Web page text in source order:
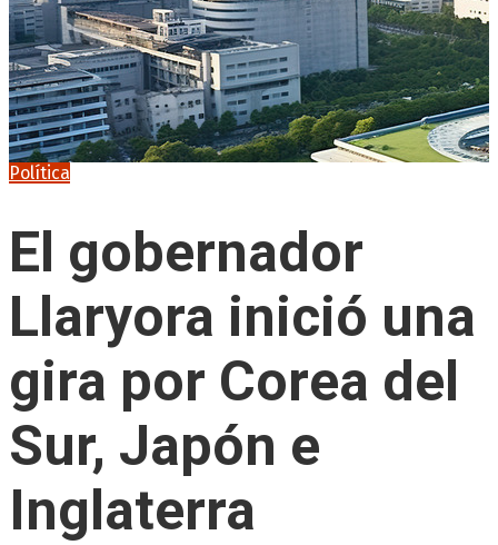
Política
El gobernador
Llaryora inició una
gira por Corea del
Sur, Japón e
Inglaterra